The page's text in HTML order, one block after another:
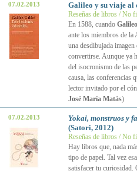
07.02.2013 Galileo y su viaje al
Reseñas de libros / No
En 1588, cuando Galileo
ante los miembros de la
una desdibujada
convertirse. Aunque ya
del isocronismo de las
causa, las conferencias
lector invitado por el
José María Matás)
07.02.2013
Yokai, monstruos y
(Satori, 2012)
Reseñas de libros / No
Hay libros que, nada
tipo de papel. Tal vez
satisfacer tu